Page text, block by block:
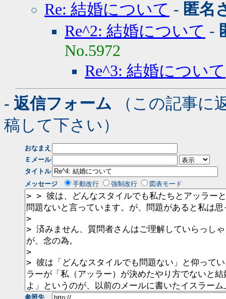
Re: 結婚について - 匿名
Re^2: 結婚について -
No.5972
Re^3: 結婚について
- 返信フォーム （この記事に
稿して下さい）
おなまえ
Ｅメール
タイトル
メッセージ
手動改行 強制改行 図表モード
参照先